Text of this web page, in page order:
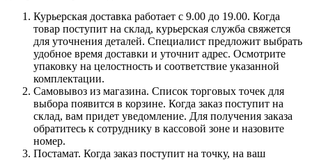
Курьерская доставка работает с 9.00 до 19.00. Когда
товар поступит на склад, курьерская служба свяжется
для уточнения деталей. Специалист предложит выбрать
удобное время доставки и уточнит адрес. Осмотрите
упаковку на целостность и соответствие указанной
комплектации.
Самовывоз из магазина. Список торговых точек для
выбора появится в корзине. Когда заказ поступит на
склад, вам придет уведомление. Для получения заказа
обратитесь к сотруднику в кассовой зоне и назовите
номер.
Постамат. Когда заказ поступит на точку, на ваш